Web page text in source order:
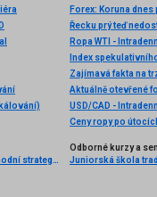
Forex: Koruna
Řecku prý teď
Ropa WTI -
Index
Zajímavá fakta na
Aktuálně otevřené
USD/CAD -
Ceny ropy po
Kniha "FOREX – Ziskové intradenní a swingové obchodní strategie" od Kathy Lien vychází v češtině!
Odborné kurzy a
Juniorská škola